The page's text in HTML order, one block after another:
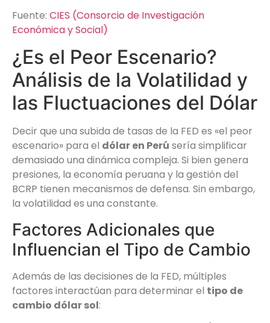
Fuente: CIES (Consorcio de Investigación
Económica y Social)
¿Es el Peor Escenario?
Análisis de la Volatilidad y
las Fluctuaciones del Dólar
Decir que una subida de tasas de la FED es «el peor
escenario» para el dólar en Perú sería simplificar
demasiado una dinámica compleja. Si bien genera
presiones, la economía peruana y la gestión del
BCRP tienen mecanismos de defensa. Sin embargo,
la volatilidad es una constante.
Factores Adicionales que
Influencian el Tipo de Cambio
Además de las decisiones de la FED, múltiples
factores interactúan para determinar el tipo de
cambio dólar sol: